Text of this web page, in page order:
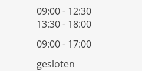
09:00 - 12:30
13:30 - 18:00
09:00 - 17:00
gesloten